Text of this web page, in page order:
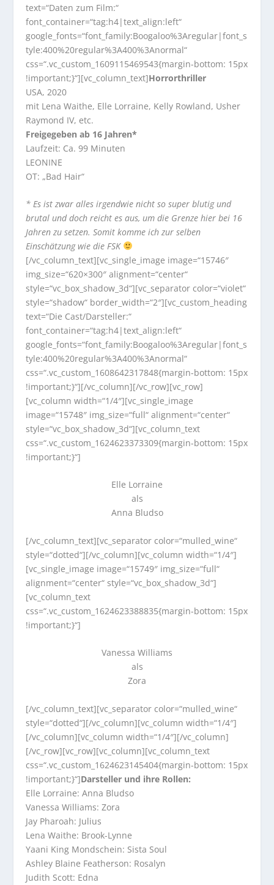
text=“Daten zum Film:“
font_container=“tag:h4|text_align:left“
google_fonts=“font_family:Boogaloo%3Aregular|font_s
tyle:400%20regular%3A400%3Anormal“
css=“.vc_custom_1609115469543{margin-bottom: 15px
!important;}“][vc_column_text]Horrorthriller
USA, 2020
mit Lena Waithe, Elle Lorraine, Kelly Rowland, Usher
Raymond IV, etc.
Freigegeben ab 16 Jahren*
Laufzeit: Ca. 99 Minuten
LEONINE
OT: „Bad Hair“
* Es ist zwar alles irgendwie nicht so super blutig und
brutal und doch reicht es aus, um die Grenze hier bei 16
Jahren zu setzen. Somit komme ich zur selben
Einschätzung wie die FSK
[/vc_column_text][vc_single_image image=“15746″
img_size=“620×300″ alignment=“center“
style=“vc_box_shadow_3d“][vc_separator color=“violet“
style=“shadow“ border_width=“2″][vc_custom_heading
text=“Die Cast/Darsteller:“
font_container=“tag:h4|text_align:left“
google_fonts=“font_family:Boogaloo%3Aregular|font_s
tyle:400%20regular%3A400%3Anormal“
css=“.vc_custom_1608642317848{margin-bottom: 15px
!important;}“][/vc_column][/vc_row][vc_row]
[vc_column width=“1/4″][vc_single_image
image=“15748″ img_size=“full“ alignment=“center“
style=“vc_box_shadow_3d“][vc_column_text
css=“.vc_custom_1624623373309{margin-bottom: 15px
!important;}“]
Elle Lorraine
als
Anna Bludso
[/vc_column_text][vc_separator color=“mulled_wine“
style=“dotted“][/vc_column][vc_column width=“1/4″]
[vc_single_image image=“15749″ img_size=“full“
alignment=“center“ style=“vc_box_shadow_3d“]
[vc_column_text
css=“.vc_custom_1624623388835{margin-bottom: 15px
!important;}“]
Vanessa Williams
als
Zora
[/vc_column_text][vc_separator color=“mulled_wine“
style=“dotted“][/vc_column][vc_column width=“1/4″]
[/vc_column][vc_column width=“1/4″][/vc_column]
[/vc_row][vc_row][vc_column][vc_column_text
css=“.vc_custom_1624623145404{margin-bottom: 15px
!important;}“]Darsteller und ihre Rollen:
Elle Lorraine: Anna Bludso
Vanessa Williams: Zora
Jay Pharoah: Julius
Lena Waithe: Brook-Lynne
Yaani King Mondschein: Sista Soul
Ashley Blaine Featherson: Rosalyn
Judith Scott: Edna